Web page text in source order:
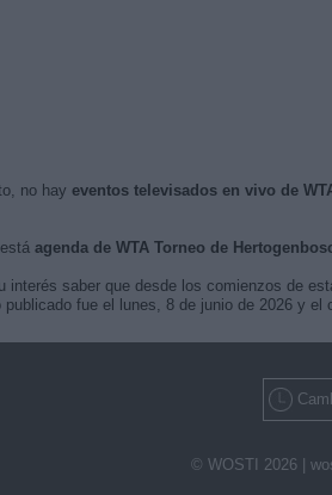
no hay eventos televisados en vivo de
agenda de WTA Torneo de
interés saber que desde los comienzos de
publicado fue el lunes, 8 de junio de 2026 y
© WOSTI 2026 |